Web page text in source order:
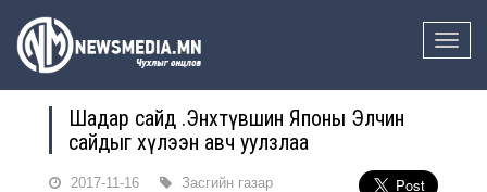
Toggle
Шадар сайд Ө.Энхтүвшин Японы Элчин
сайдыг хүлээн авч уулзлаа
2017-11-16 Засгийн газар